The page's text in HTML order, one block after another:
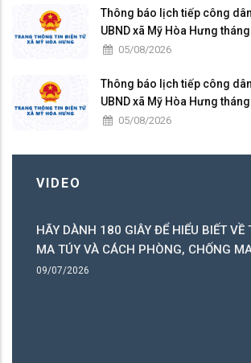
Thông báo lịch tiếp công
UBND xã Mỹ Hòa Hưng
05/08/2026
Thông báo lịch tiếp công
UBND xã Mỹ Hòa Hưng
05/08/2026
VIDEO
HÃY DÀNH 180 GIÂY ĐỂ HIỂU BIẾT VỀ
MA TÚY VÀ CÁCH PHÒNG, CHỐNG
09/07/2026